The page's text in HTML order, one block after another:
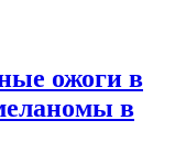
ожоги в
в